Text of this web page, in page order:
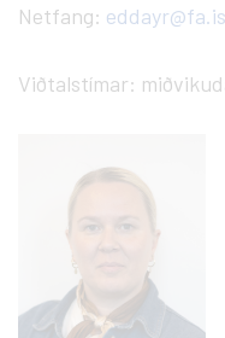
Netfang: eddayr@fa.is
Viðtalstímar: